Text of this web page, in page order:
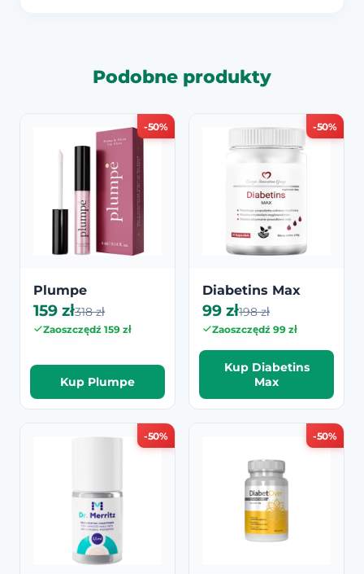
Podobne produkty
-50%
Plumpe
159 zł318 zł
Zaoszczędź 159 zł
Kup Plumpe
-50%
Diabetins Max
99 zł198 zł
Zaoszczędź 99 zł
Kup Diabetins
Max
-50% -50%